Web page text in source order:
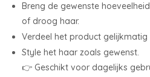
Breng de gewenste
of droog haar.
Verdeel het product gelijkmatig
Style het haar zoals gewenst.
👉 Geschikt voor dagelijks